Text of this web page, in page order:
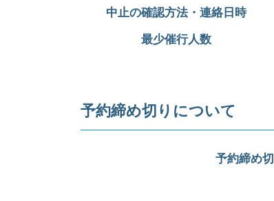
中止の確認方法・連絡日時
最少催行人数
予約締め切りについて
予約締め